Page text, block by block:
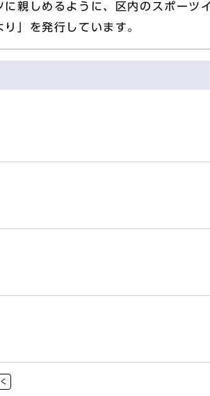
親しめるように、区内のスポーツ
」を発行しています。